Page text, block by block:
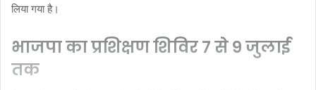
लिया गया है।
भाजपा का प्रशिक्षण शिविर 7 से 9 जुलाई
तक